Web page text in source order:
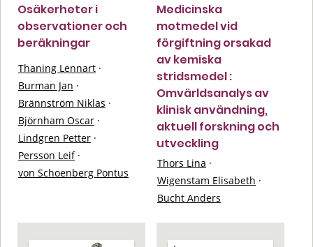
Osäkerheter i
observationer och
beräkningar
Thaning Lennart ·
Burman Jan ·
Brännström Niklas ·
Björnham Oscar ·
Lindgren Petter ·
Persson Leif ·
von Schoenberg Pontus
Medicinska
motmedel vid
förgiftning orsakad
av kemiska
stridsmedel :
Omvärldsanalys av
klinisk användning,
aktuell forskning och
utveckling
Thors Lina ·
Wigenstam Elisabeth ·
Bucht Anders